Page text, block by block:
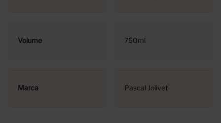
Volume 750ml
Marca Pascal Jolivet